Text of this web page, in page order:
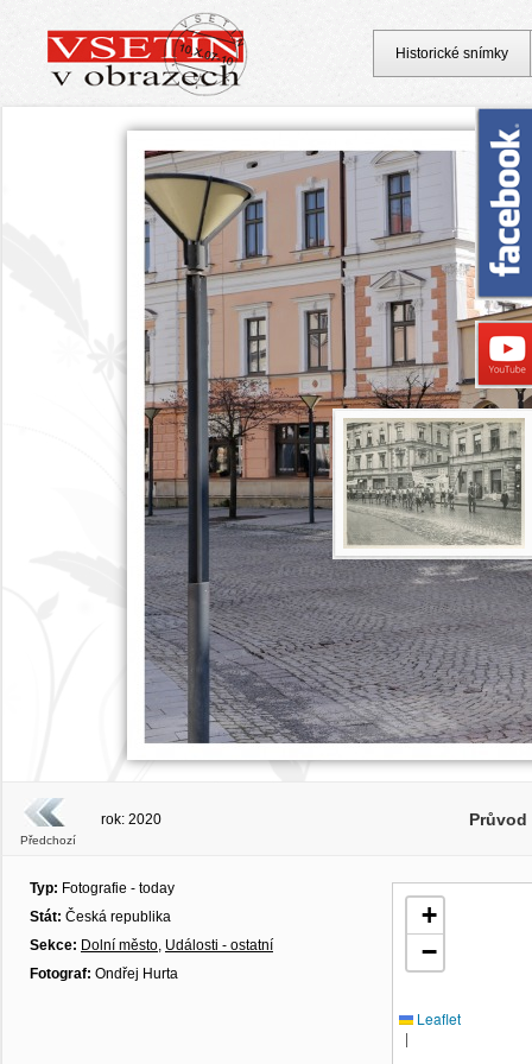
Předchozí
rok: 2020 Průvod
Typ: Fotografie - today
Stát: Česká republika
Sekce: Dolní město, Události - ostatní
Fotograf: Ondřej Hurta
+
−
Leaflet
|
Historické snímky